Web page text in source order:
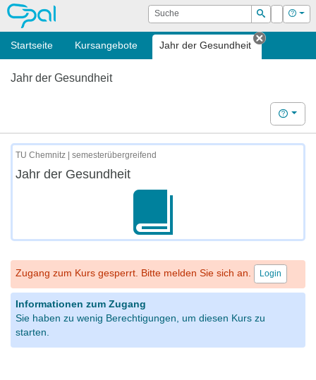
OPAL Suche
Suchen
Login Hilfe
Startseite Kursangebote Jahr der Gesundheit
Tab
Jahr der Gesundheit
Hilfe
TU Chemnitz | semesterübergreifend
Jahr der Gesundheit
Zugang zum Kurs gesperrt. Bitte melden Sie sich an. Login
Informationen zum Zugang
Sie haben zu wenig Berechtigungen, um diesen Kurs zu
starten.